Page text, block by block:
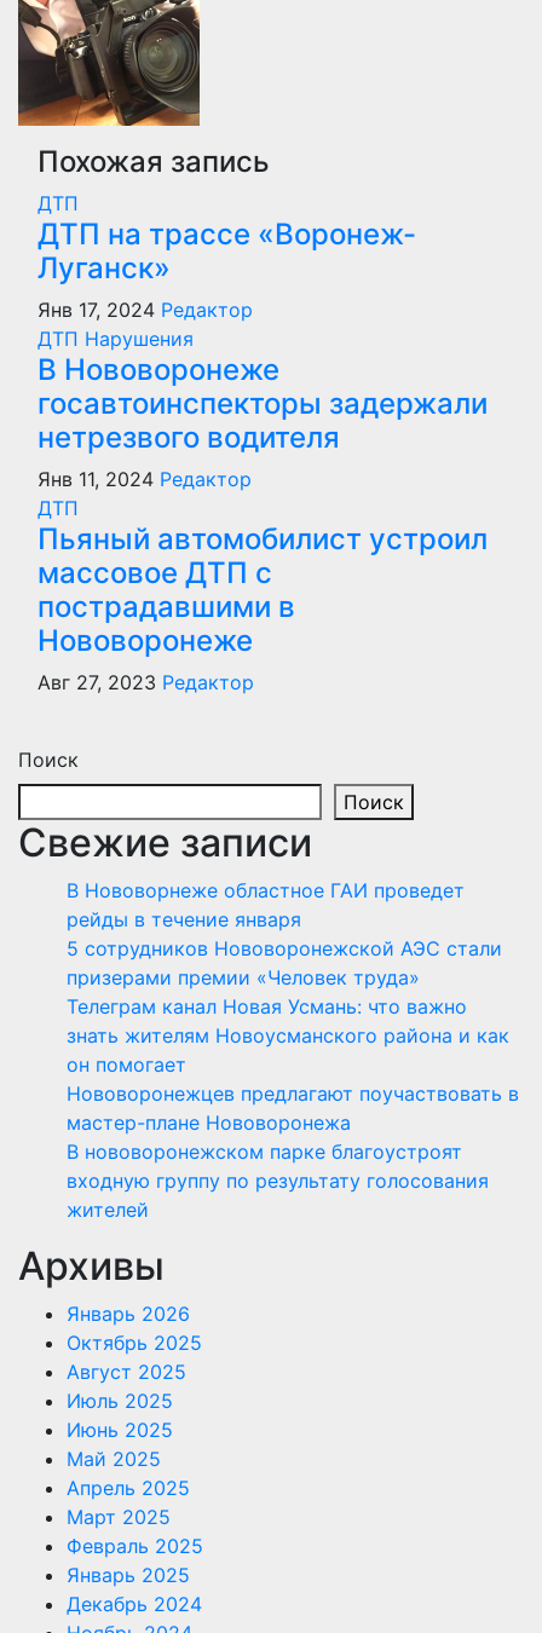
Похожая запись
ДТП
ДТП на трассе «Воронеж-
Луганск»
Янв 17, 2024 Редактор
ДТП Нарушения
В Нововоронеже
госавтоинспекторы задержали
нетрезвого водителя
Янв 11, 2024 Редактор
ДТП
Пьяный автомобилист устроил
массовое ДТП с
пострадавшими в
Нововоронеже
Авг 27, 2023 Редактор
Поиск
Поиск
Свежие записи
В Нововорнеже областное ГАИ проведет
рейды в течение января
5 сотрудников Нововоронежской АЭС стали
призерами премии «Человек труда»
Телеграм канал Новая Усмань: что важно
знать жителям Новоусманского района и как
он помогает
Нововоронежцев предлагают поучаствовать в
мастер-плане Нововоронежа
В нововоронежском парке благоустроят
входную группу по результату голосования
жителей
Архивы
Январь 2026
Октябрь 2025
Август 2025
Июль 2025
Июнь 2025
Май 2025
Апрель 2025
Март 2025
Февраль 2025
Январь 2025
Декабрь 2024